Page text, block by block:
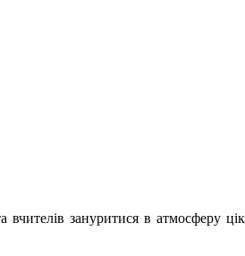
зануритися в атмосферу